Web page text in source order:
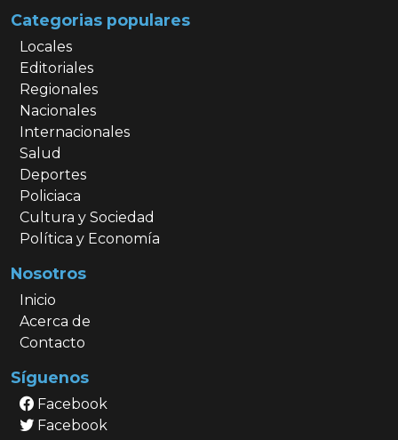
Categorias populares
Locales
Editoriales
Regionales
Nacionales
Internacionales
Salud
Deportes
Policiaca
Cultura y Sociedad
Política y Economía
Nosotros
Inicio
Acerca de
Contacto
Síguenos
Facebook
Facebook